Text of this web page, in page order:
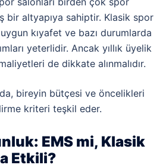
bir altyapıya sahiptir. Klasik spor
kıyafet ve bazı durumlarda
yeterlidir. Ancak yıllık üyelik
de dikkate alınmalıdır.
bireyin bütçesi ve öncelikleri
kriteri teşkil eder.
EMS mi, Klasik
Etkili?